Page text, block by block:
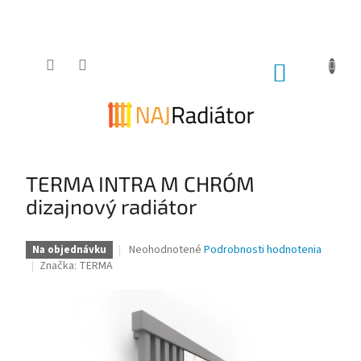
NÁKUPNÝ
TERMA INTRA M CHRÓM
dizajnový radiátor
Na objednávku
Priemerné
0,0
5
hviezdičiek.
Neohodnotené Podrobnosti hodnotenia
Značka: TERMA